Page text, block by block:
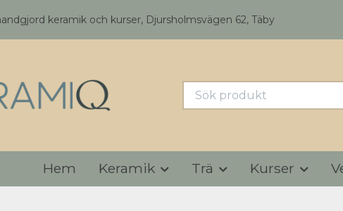
keramik och kurser, Djursholmsvägen 62, Täby
Hem Keramik Trä Kurser